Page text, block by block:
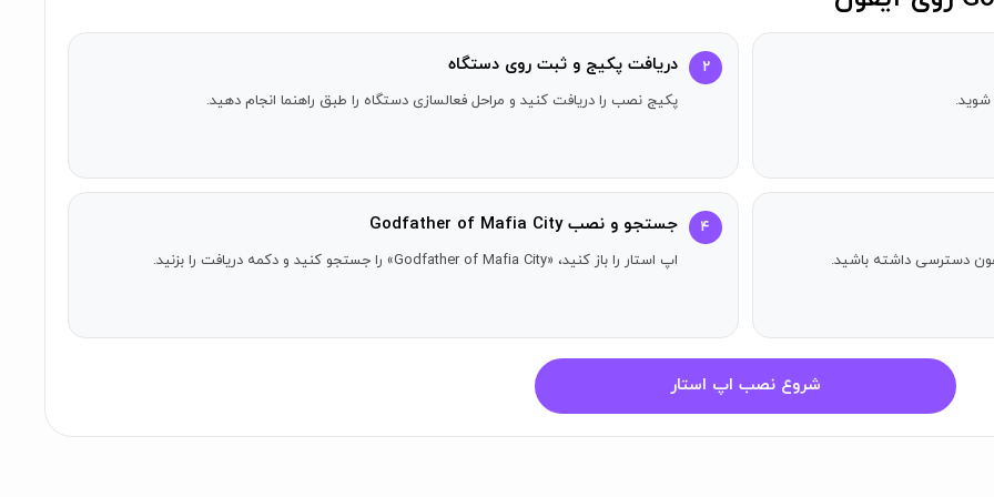
زیر پشتیبانی می‌کند: انگلیسی، آلمانی، فرانسوی، اسپانیایی، روسی، عربی، ایتالیایی.
شوید.
۲ دریافت پکیج و ثبت روی دستگاه
پکیج نصب را دریافت کنید و مراحل فعالسازی دستگاه را طبق راهنما انجام دهید.
دسترسی داشته باشید.
۴ جستجو و نصب Godfather of Mafia City
اپ استار را باز کنید، «Godfather of Mafia City» را جستجو کنید و دکمه دریافت را بزنید.
شروع نصب اپ استار